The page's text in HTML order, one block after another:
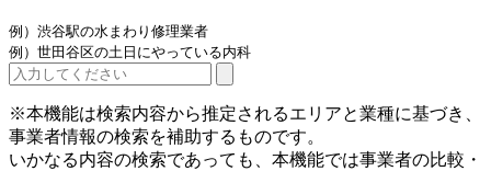
例）渋谷駅の水まわり修理業者
例）世田谷区の土日にやっている内科
※本機能は検索内容から推定されるエリアと業種に基づき、
事業者情報の検索を補助するものです。
いかなる内容の検索であっても、本機能では事業者の比較・